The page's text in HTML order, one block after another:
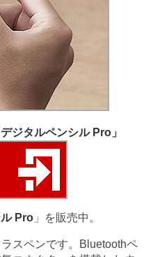
ジタルペンシル Pro」
Pro 」を販売中。
スペンです。Bluetoothペ